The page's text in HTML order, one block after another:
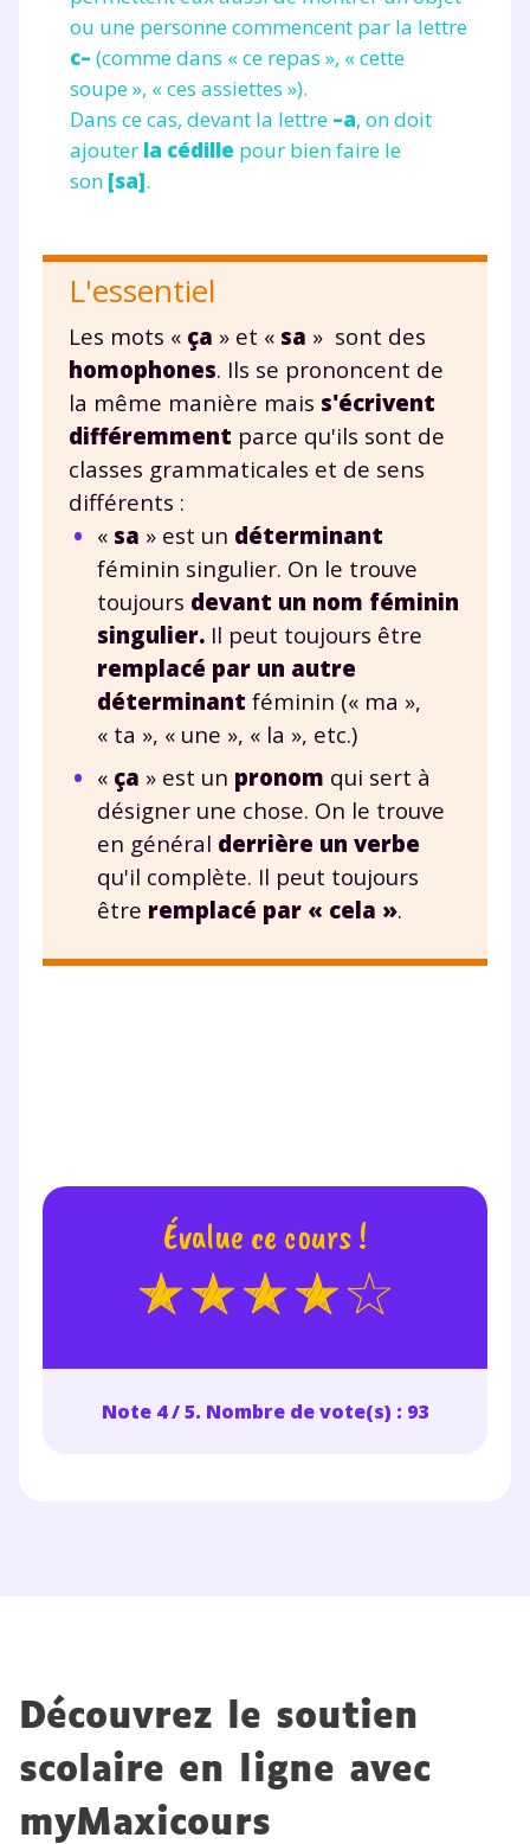
ou une personne commencent par la lettre
c– (comme dans « ce repas », « cette
soupe », « ces assiettes »).
Dans ce cas, devant la lettre –a, on doit
ajouter la cédille pour bien faire le
son [sa].
L'essentiel
Les mots « ça » et « sa » sont des
homophones. Ils se prononcent de
la même manière mais s'écrivent
différemment parce qu'ils sont de
classes grammaticales et de sens
différents :
« sa » est un déterminant
féminin singulier. On le trouve
toujours devant un nom féminin
singulier. Il peut toujours être
remplacé par un autre
déterminant féminin (« ma »,
« ta », « une », « la », etc.)
« ça » est un pronom qui sert à
désigner une chose. On le trouve
en général derrière un verbe
qu'il complète. Il peut toujours
être remplacé par « cela ».
Évalue ce cours !
Note 4 / 5. Nombre de vote(s) : 93
Découvrez le soutien
scolaire en ligne avec
myMaxicours
Testez gratuitement
pendant 24h notre
TESTER GRATUITEMENT